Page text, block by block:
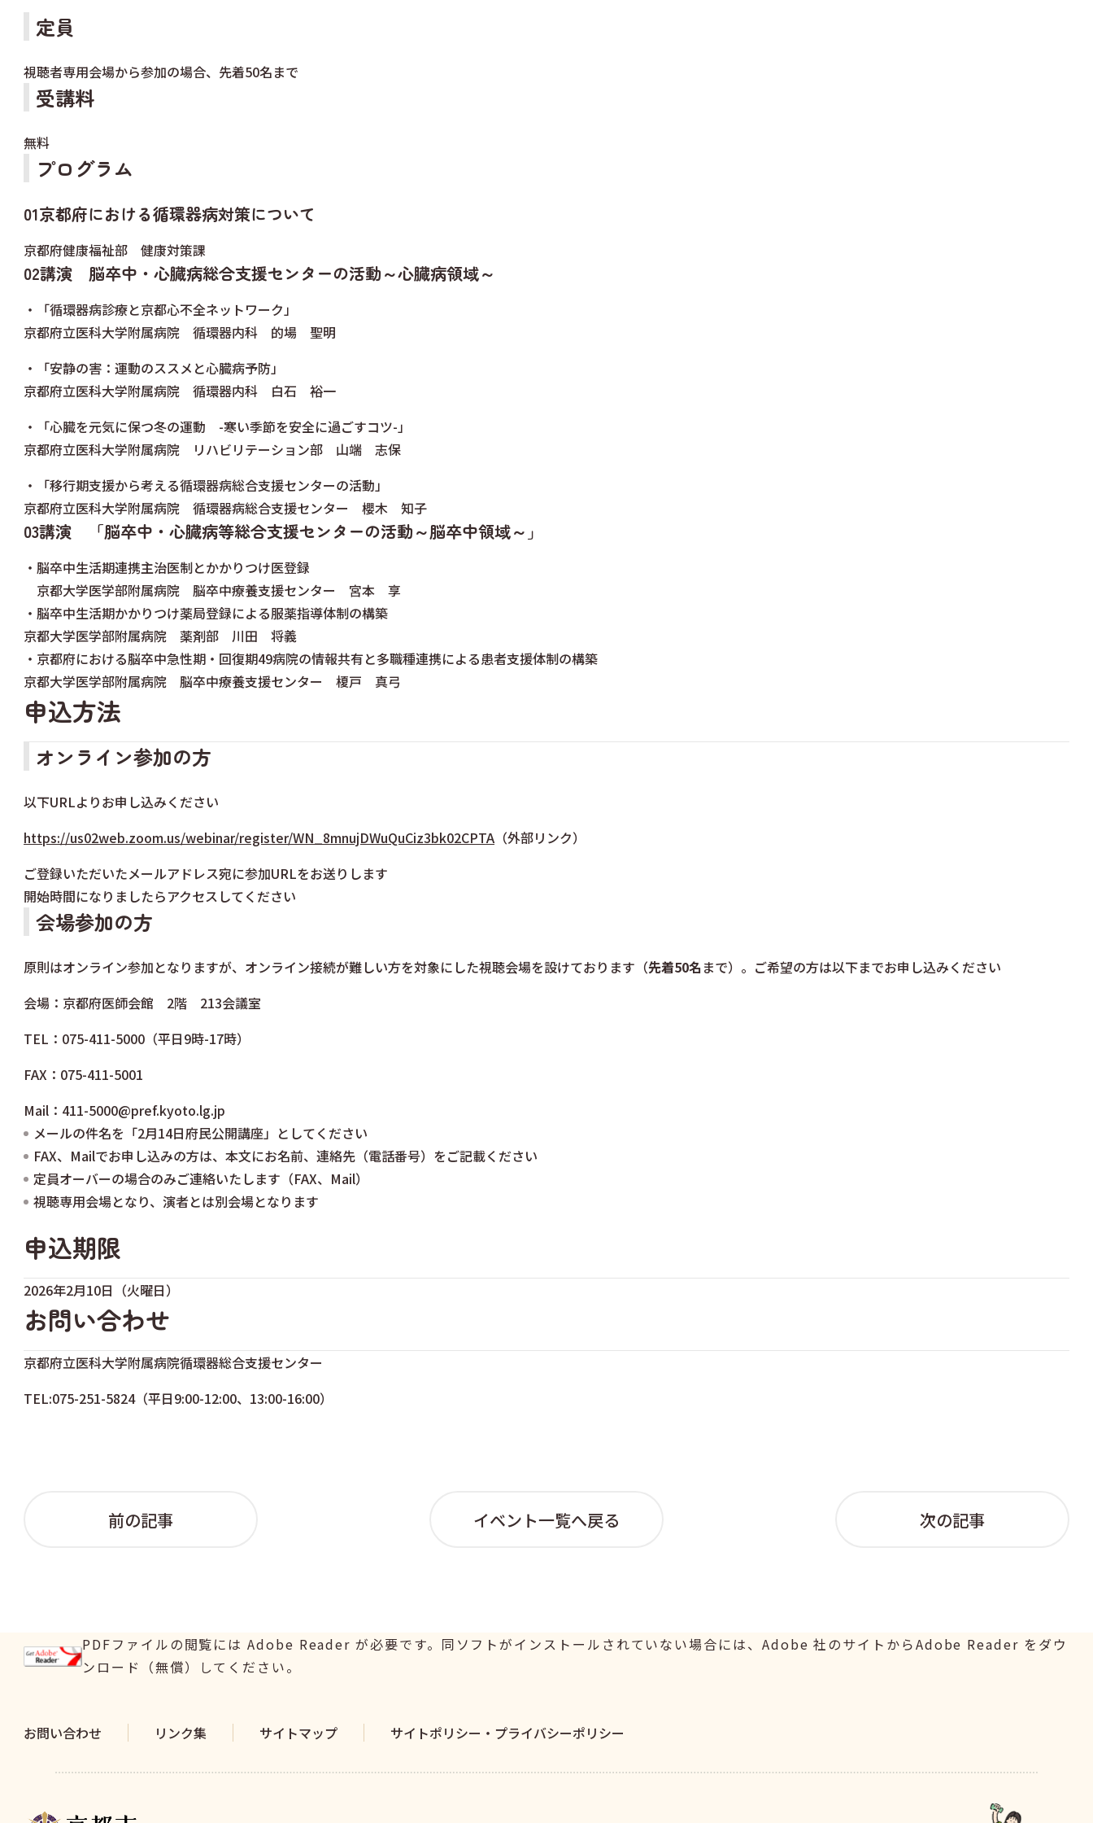
定員
視聴者専用会場から参加の場合、先着50名まで
受講料
無料
プログラム
01京都府における循環器病対策について
京都府健康福祉部 健康対策課
02講演 脳卒中・心臓病総合支援センターの活動～心臓病領域～
・「循環器病診療と京都心不全ネットワーク」
京都府立医科大学附属病院 循環器内科 的場 聖明
・「安静の害：運動のススメと心臓病予防」
京都府立医科大学附属病院 循環器内科 白石 裕一
・「心臓を元気に保つ冬の運動 -寒い季節を安全に過ごすコツ-」
京都府立医科大学附属病院 リハビリテーション部 山端 志保
・「移行期支援から考える循環器病総合支援センターの活動」
京都府立医科大学附属病院 循環器病総合支援センター 櫻木 知子
03講演 「脳卒中・心臓病等総合支援センターの活動～脳卒中領域～」
・脳卒中生活期連携主治医制とかかりつけ医登録
京都大学医学部附属病院 脳卒中療養支援センター 宮本 享
・脳卒中生活期かかりつけ薬局登録による服薬指導体制の構築
京都大学医学部附属病院 薬剤部 川田 将義
・京都府における脳卒中急性期・回復期49病院の情報共有と多職種連携による患者支援体制の構築
京都大学医学部附属病院 脳卒中療養支援センター 榎戸 真弓
申込方法
オンライン参加の方
以下URLよりお申し込みください
https://us02web.zoom.us/webinar/register/WN_8mnujDWuQuCiz3bk02CPTA （外部リンク）
ご登録いただいたメールアドレス宛に参加URLをお送りします
開始時間になりましたらアクセスしてください
会場参加の方
原則はオンライン参加となりますが、オンライン接続が難しい方を対象にした視聴会場を設けております（先着50名まで）。ご希望の方は以下までお申し込みください
会場：京都府医師会館 2階 213会議室
TEL：075-411-5000（平日9時-17時）
FAX：075-411-5001
Mail： 411-5000@pref.kyoto.lg.jp
メールの件名を「2月14日府民公開講座」としてください
FAX、Mailでお申し込みの方は、本文にお名前、連絡先（電話番号）をご記載ください
定員オーバーの場合のみご連絡いたします（FAX、Mail）
視聴専用会場となり、演者とは別会場となります
申込期限
2026年2月10日（火曜日）
お問い合わせ
京都府立医科大学附属病院循環器総合支援センター
TEL:075-251-5824（平日9:00-12:00、13:00-16:00）
前の記事 イベント一覧へ戻る 次の記事
PDFファイルの閲覧には Adobe Reader が必要です。同ソフトがインストールされていない場合には、Adobe 社のサイトからAdobe Reader をダウ
ンロード（無償）してください。
お問い合わせ リンク集 サイトマップ サイトポリシー・ プライバシーポリシー